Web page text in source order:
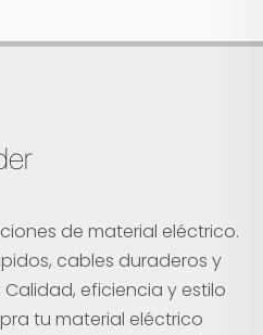
de material eléctrico.
cables duraderos y
eficiencia y estilo
tu material eléctrico